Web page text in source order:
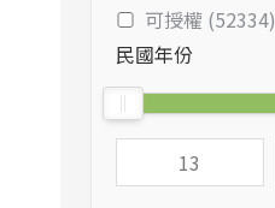
可授權 (52334)
民國年份